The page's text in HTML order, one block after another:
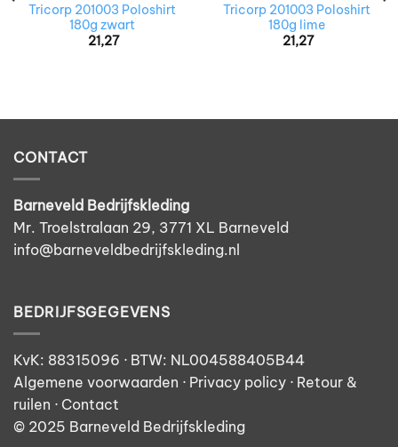
Tricorp 201003 Poloshirt
180g zwart
21,27
Tricorp 201003 Poloshirt
180g lime
21,27
CONTACT
Barneveld Bedrijfskleding
Mr. Troelstralaan 29, 3771 XL Barneveld
info@barneveldbedrijfskleding.nl
BEDRIJFSGEGEVENS
KvK: 88315096 · BTW: NL004588405B44
Algemene voorwaarden · Privacy policy · Retour &
ruilen · Contact
© 2025 Barneveld Bedrijfskleding